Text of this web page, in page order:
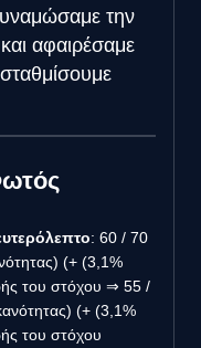
την
αφαιρέσαμε
: 60 / 70
(+ (3,1%
του στόχου ⇒ 55 /
(+ (3,1%
του στόχου